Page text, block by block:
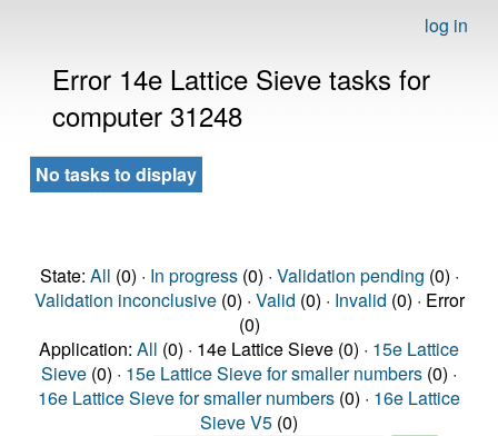
log in
Error 14e Lattice Sieve tasks for
computer 31248
No tasks to display
State: All (0) · In progress(0) · Validation pending (0) ·
Validation inconclusive(0) · Valid (0) · Invalid (0) · Error
(0)
Application: All (0) · 14e Lattice Sieve (0) · 15e Lattice
Sieve (0) · 15e Lattice Sieve for smaller numbers (0) ·
16e Lattice Sieve for smaller numbers (0) · 16e Lattice
Sieve V5 (0)